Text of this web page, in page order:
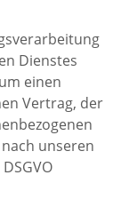
Dienstes
einen
Vertrag, der
unseren